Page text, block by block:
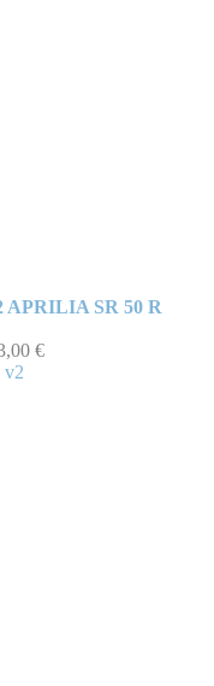
APRILIA SR 50 R
€